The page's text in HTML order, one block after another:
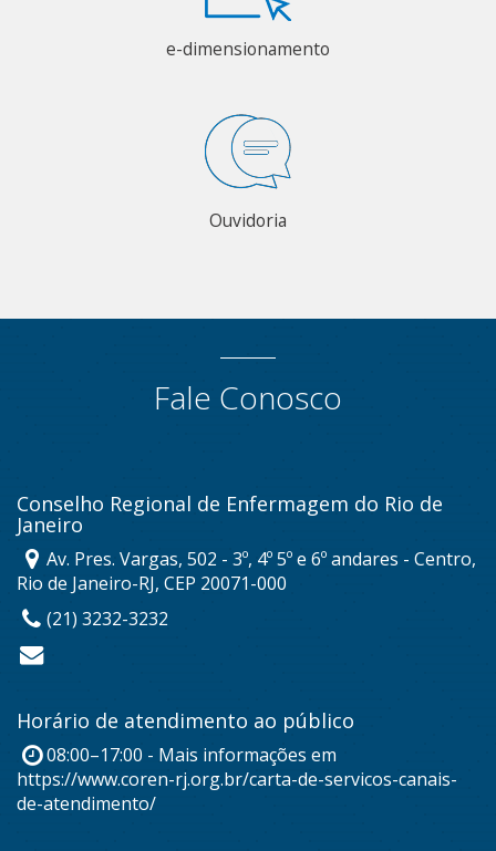
e-dimensionamento
Ouvidoria
Fale Conosco
Conselho Regional de Enfermagem do Rio de
Janeiro
Av. Pres. Vargas, 502 - 3º, 4º 5º e 6º andares - Centro,
Rio de Janeiro-RJ, CEP 20071-000
(21) 3232-3232
Horário de atendimento ao público
08:00–17:00 - Mais informações em
https://www.coren-rj.org.br/carta-de-servicos-canais-
de-atendimento/